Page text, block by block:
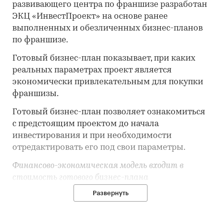
развивающего центра по франшизе разработан
ЭКЦ «ИнвестПроект» на основе ранее
выполненных и обезличенных бизнес-планов
по франшизе.
Готовый бизнес-план показывает, при каких
реальных параметрах проект является
экономически привлекательным для покупки
франшизы.
Готовый бизнес-план позволяет ознакомиться
с предстоящим проектом до начала
инвестирования и при необходимости
отредактировать его под свои параметры.
Финансово-экономическая модель входит в
стоимость готового бизнес-плана
Развернуть